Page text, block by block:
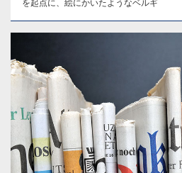
を起点に、絵にかいたようなベルギ